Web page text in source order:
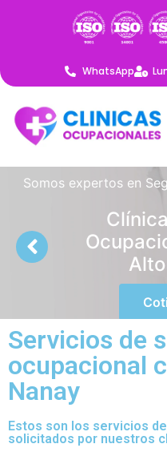
WhatsApp
Somos expertos en
Servicios de
ocupacional
Nanay
Estos son los servicios
solicitados por nuestros